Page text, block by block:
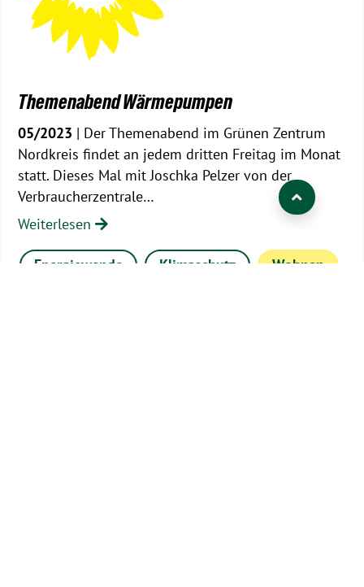
Themenabend Wärmepumpen
05/2023 | Der Themenabend im Grünen Zentrum
Nordkreis findet an jedem dritten Freitag im Monat
statt. Dieses Mal mit Joschka Pelzer von der
Verbraucherzentrale…
Weiterlesen
Energiewende Klimaschutz Wohnen